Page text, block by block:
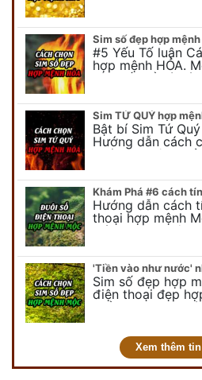
#5 Yếu Tố luận
hợp mệnh HỎA.
bài viết để có
Bật bí Sim Tứ
Hướng dẫn cách
quý hợp mệnh
Hướng dẫn cách
thoại hợp mệnh
Cách chọn đuôi
chuyên…
Sim số đẹp hợp
điện thoại đẹp
điểm ra sao?
Xem thêm